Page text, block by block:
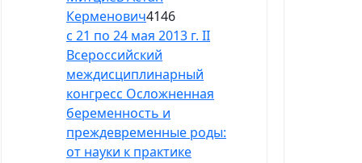
Керменович4146
с 21 по 24 мая 2013 г. II
Всероссийский
междисциплинарный
конгресс Осложненная
беременность и
преждевременные роды:
от науки к практике